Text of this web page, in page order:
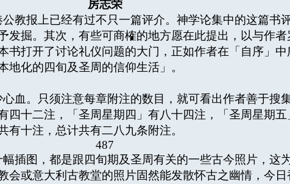
房志荣
教报上已经有过不只一篇评介。神学论集中的这篇书
发掘。其次，有些可商榷的地方愿在此提出，以与作
书打开了讨论礼仪问题的大门，正如作者在「自序」
化的四旬及圣周的信仰生活」。
血。只须注意每章附注的数目，就可看出作者善于搜
四十二注，「圣周星期四」有八十四注，「圣周星期
十注，总计共有二八九条附注。
487
插图，都是跟四旬期及圣周有关的一些古今照片，这
会或意大利古教堂的照片固然能发散怀古之幽情，今